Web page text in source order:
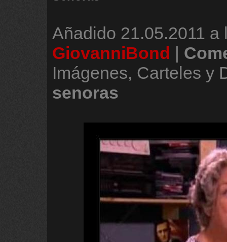
Añadido 21.05.2011 a
GiovanniBond |
Imágenes, Carteles y
senoras